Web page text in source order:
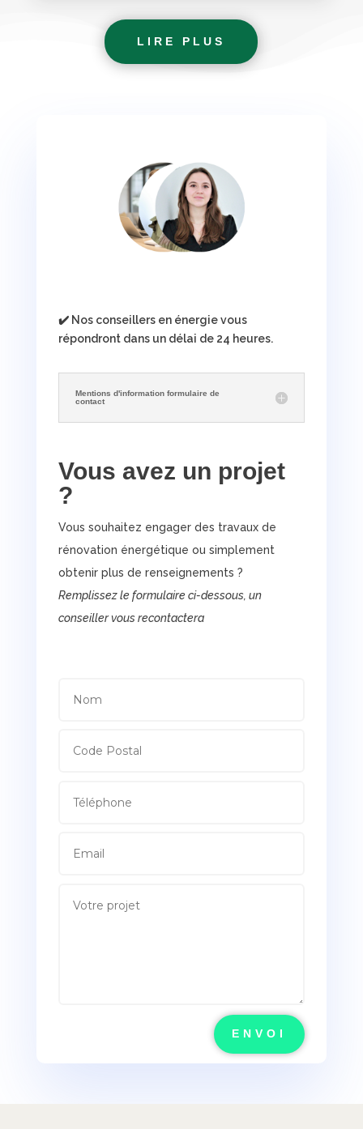
LIRE PLUS
✔️ Nos conseillers en énergie vous
répondront dans un délai de 24 heures.
Mentions d'information formulaire de
contact
Vous avez un projet
?
Vous souhaitez engager des travaux de
rénovation énergétique ou simplement
obtenir plus de renseignements ?
Remplissez le formulaire ci-dessous, un
conseiller vous recontactera
ENVOI